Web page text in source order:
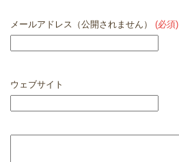
メールアドレス（公開されません） (必須)
ウェブサイト